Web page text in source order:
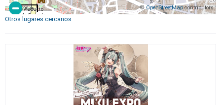
© OpenStreetMapcontributors
200 m
Otros lugares cercanos